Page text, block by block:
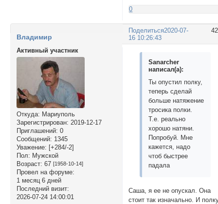
0
Поделиться2020-07-
16 10:26:43
Владимир
Активный участник
Откуда: Мариуполь
Зарегистрирован: 2019-12-17
Приглашений: 0
Сообщений: 1345
Уважение: [+284/-2]
Пол: Мужской
Возраст: 67 [1958-10-14]
Провел на форуме:
1 месяц 6 дней
Последний визит:
2026-07-24 14:00:01
Sanarcher
написал(а):
Ты опустил полку,
теперь сделай
больше натяжение
тросика полки.
Т.е. реально
хорошо натяни.
Попробуй. Мне
кажется, надо
чтоб быстрее
падала
Саша, я ее не опускал. Она
стоит так изначально. И